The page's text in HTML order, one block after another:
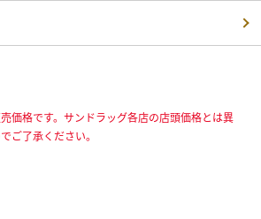
価格です。サンドラッグ各店の店頭価格とは異
ご了承ください。